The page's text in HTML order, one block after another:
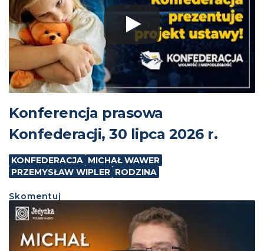
Konferencja prasowa
Konfederacji, 30 lipca 2026 r.
KONFEDERACJA MICHAŁ WAWER
PRZEMYSŁAW WIPLER RODZINA
Skomentuj